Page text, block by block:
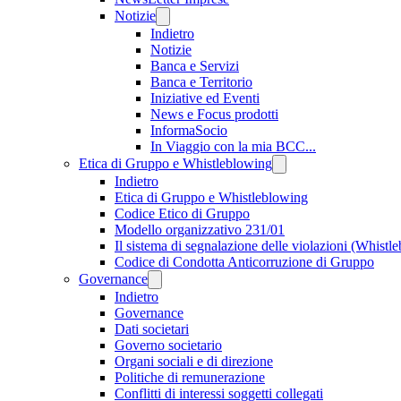
Notizie
Indietro
Notizie
Banca e Servizi
Banca e Territorio
Iniziative ed Eventi
News e Focus prodotti
InformaSocio
In Viaggio con la mia BCC...
Etica di Gruppo e Whistleblowing
Indietro
Etica di Gruppo e Whistleblowing
Codice Etico di Gruppo
Modello organizzativo 231/01
Il sistema di segnalazione delle violazioni
Codice di Condotta Anticorruzione di Gruppo
Governance
Indietro
Governance
Dati societari
Governo societario
Organi sociali e di direzione
Politiche di remunerazione
Conflitti di interessi soggetti collegati